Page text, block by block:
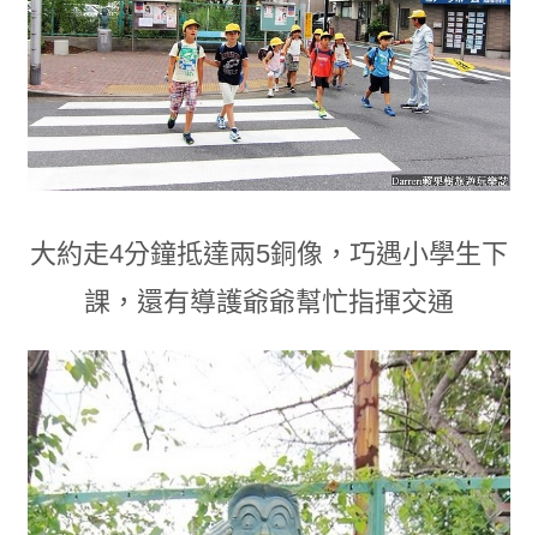
大約走4分鐘抵達兩5銅像 ， 巧遇小學生下
課 ， 還有導護爺爺幫忙指揮交通